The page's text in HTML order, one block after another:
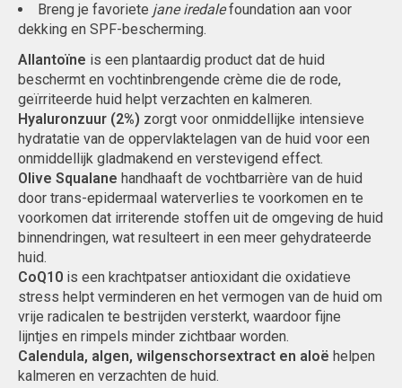
Breng je favoriete jane iredalefoundation aan voor
dekking en SPF-bescherming.
Allantoïne is een plantaardig product dat de huid
beschermt en vochtinbrengende crème die de rode,
geïrriteerde huid helpt verzachten en kalmeren.
Hyaluronzuur (2%) zorgt voor onmiddellijke intensieve
hydratatie van de oppervlaktelagen van de huid voor een
onmiddellijk gladmakend en verstevigend effect.
Olive Squalane handhaaft de vochtbarrière van de huid
door trans-epidermaal waterverlies te voorkomen en te
voorkomen dat irriterende stoffen uit de omgeving de huid
binnendringen, wat resulteert in een meer gehydrateerde
huid.
CoQ10 is een krachtpatser antioxidant die oxidatieve
stress helpt verminderen en het vermogen van de huid om
vrije radicalen te bestrijden versterkt, waardoor fijne
lijntjes en rimpels minder zichtbaar worden.
Calendula, algen, wilgenschorsextract en aloë helpen
kalmeren en verzachten de huid.